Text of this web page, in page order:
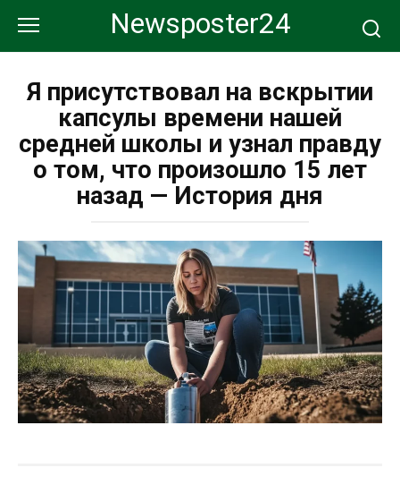
контенту
Newsposter24
Я присутствовал на вскрытии
капсулы времени нашей
средней школы и узнал правду
о том, что произошло 15 лет
назад — История дня